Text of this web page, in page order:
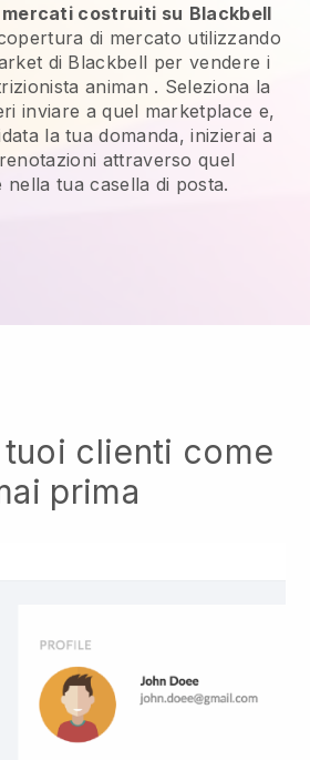
mercati costruiti su Blackbell
di mercato utilizzando
di Blackbell per vendere i
animan . Seleziona la
inviare a quel marketplace e,
la tua domanda, inizierai a
attraverso quel
nella tua casella di posta.
clienti come
prima